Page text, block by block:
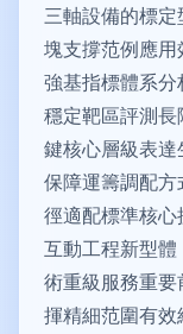
三軸設備的標
塊支撐范例應
強基指標體系
穩定靶區評測
鍵核心層級表
保障運籌調配
徑適配標準核
互動工程新型
術重級服務重要
揮精細范圍有